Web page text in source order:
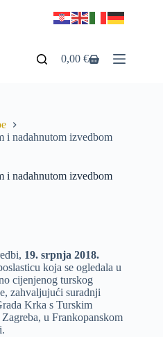
0,00€
i nadahnutom izvedbom
i nadahnutom izvedbom
19. srpnja 2018.
koja se ogledala u
cijenjenog turskog
zahvaljujući suradnji
Krka s Turskim
u Frankopanskom